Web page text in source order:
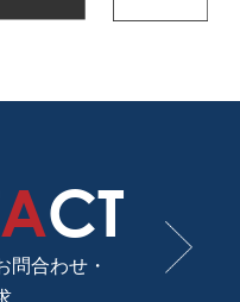
ACT
問合わせ・